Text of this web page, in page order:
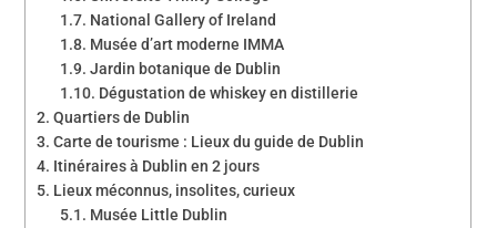
National Gallery of Ireland
Musée d’art moderne IMMA
Jardin botanique de Dublin
Dégustation de whiskey en distillerie
Quartiers de Dublin
Carte de tourisme : Lieux du guide de Dublin
Itinéraires à Dublin en 2 jours
Lieux méconnus, insolites, curieux
Musée Little Dublin